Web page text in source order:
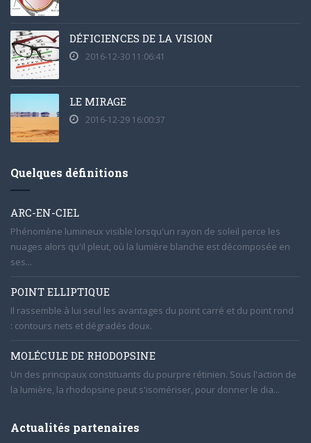
DÉFICIENCES DE LA VISION
2016-12-30 11:06:41
LE MIRAGE
2016-12-29 16:00:37
Quelques définitions
ARC-EN-CIEL
Phénomène lumineux visible lorsqu'un rayon de soleil perce les
nuages alors qu'il pleut, où la lumière blanche est décomposée en
ses...
POINT ELLIPTIQUE
Il rassemble à lui seul les avantages du point carré et du point rond
: contours nets et dégradés doux.
MOLÉCULE DE RHODOPSINE
Un des principaux constituants du pourpre rétinien. Sous l'action de
la lumière, la rhodopsine peut s'isomériser, pour donner le dia...
Actualités partenaires